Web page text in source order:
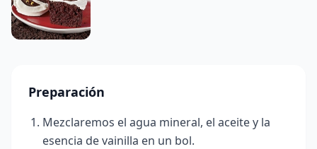
Preparación
Mezclaremos el agua mineral, el aceite y la
esencia de vainilla en un bol.